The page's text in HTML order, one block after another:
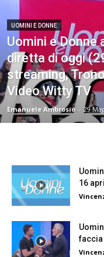
UOMINI E DONNE
Uomini e Donne
diretta di oggi
streaming,
Video Witty TV
Emanuele Ambrosio - 29
16
faccia